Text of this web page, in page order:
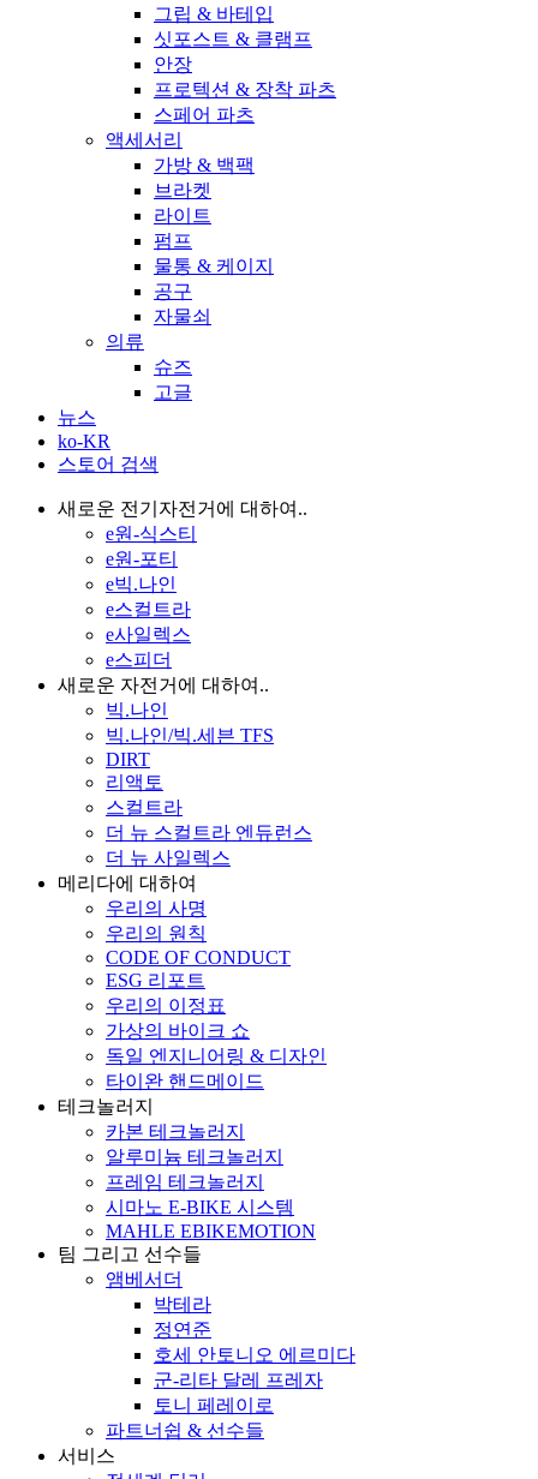
그립 & 바테입
싯포스트 & 클램프
안장
프로텍션 & 장착 파츠
스페어 파츠
액세서리
가방 & 백팩
브라켓
라이트
펌프
물통 & 케이지
공구
자물쇠
의류
슈즈
고글
뉴스
ko-KR
스토어 검색
새로운 전기자전거에 대하여..
e원-식스티
e원-포티
e빅.나인
e스컬트라
e사일렉스
e스피더
새로운 자전거에 대하여..
빅.나인
빅.나인/빅.세븐 TFS
DIRT
리액토
스컬트라
더 뉴 스컬트라 엔듀런스
더 뉴 사일렉스
메리다에 대하여
우리의 사명
우리의 원칙
CODE OF CONDUCT
ESG 리포트
우리의 이정표
가상의 바이크 쇼
독일 엔지니어링 & 디자인
타이완 핸드메이드
테크놀러지
카본 테크놀러지
알루미늄 테크놀러지
프레임 테크놀러지
시마노 E-BIKE 시스템
MAHLE EBIKEMOTION
팀 그리고 선수들
앰베서더
박테라
정연준
호세 안토니오 에르미다
군-리타 달레 프레자
토니 페레이로
파트너쉽 & 선수들
서비스